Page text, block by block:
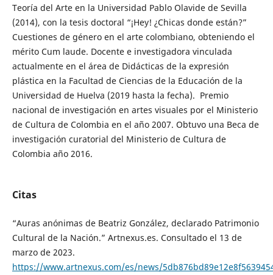
Teoría del Arte en la Universidad Pablo Olavide de Sevilla
(2014), con la tesis doctoral “¡Hey! ¿Chicas donde están?”
Cuestiones de género en el arte colombiano, obteniendo el
mérito Cum laude. Docente e investigadora vinculada
actualmente en el área de Didácticas de la expresión
plástica en la Facultad de Ciencias de la Educación de la
Universidad de Huelva (2019 hasta la fecha). Premio
nacional de investigación en artes visuales por el Ministerio
de Cultura de Colombia en el año 2007. Obtuvo una Beca de
investigación curatorial del Ministerio de Cultura de
Colombia año 2016.
Citas
“Auras anónimas de Beatriz González, declarado Patrimonio
Cultural de la Nación.” Artnexus.es. Consultado el 13 de
marzo de 2023.
https://www.artnexus.com/es/news/